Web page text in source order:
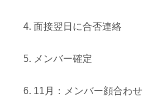
面接翌日に合否連絡
メンバー確定
11月：メンバー顔合わせ